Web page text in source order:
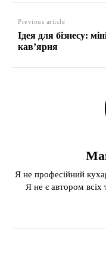
Previous article
Ідея для бізнесу:
кав’ярня
Я не професійний
Я не є автором всіх